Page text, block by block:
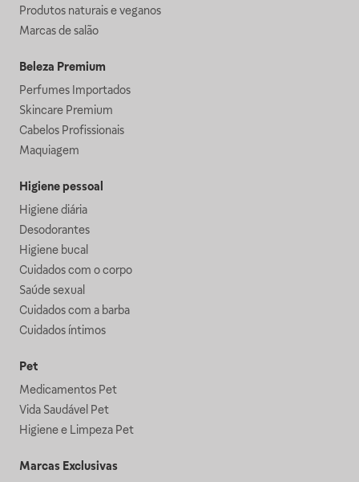
Produtos naturais e veganos
Marcas de salão
Beleza Premium
Perfumes Importados
Skincare Premium
Cabelos Profissionais
Maquiagem
Higiene pessoal
Higiene diária
Desodorantes
Higiene bucal
Cuidados com o corpo
Saúde sexual
Cuidados com a barba
Cuidados íntimos
Pet
Medicamentos Pet
Vida Saudável Pet
Higiene e Limpeza Pet
Marcas Exclusivas